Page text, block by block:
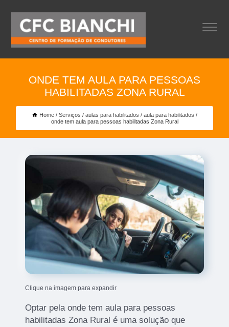
ONDE TEM AULA PARA PESSOAS
HABILITADAS ZONA RURAL
Home Serviços aulas para habilitados
aula para habilitados
onde tem aula para pessoas habilitadas Zona Rural
Clique na imagem para expandir
Optar pela onde tem aula para pessoas
habilitadas Zona Rural é uma solução que